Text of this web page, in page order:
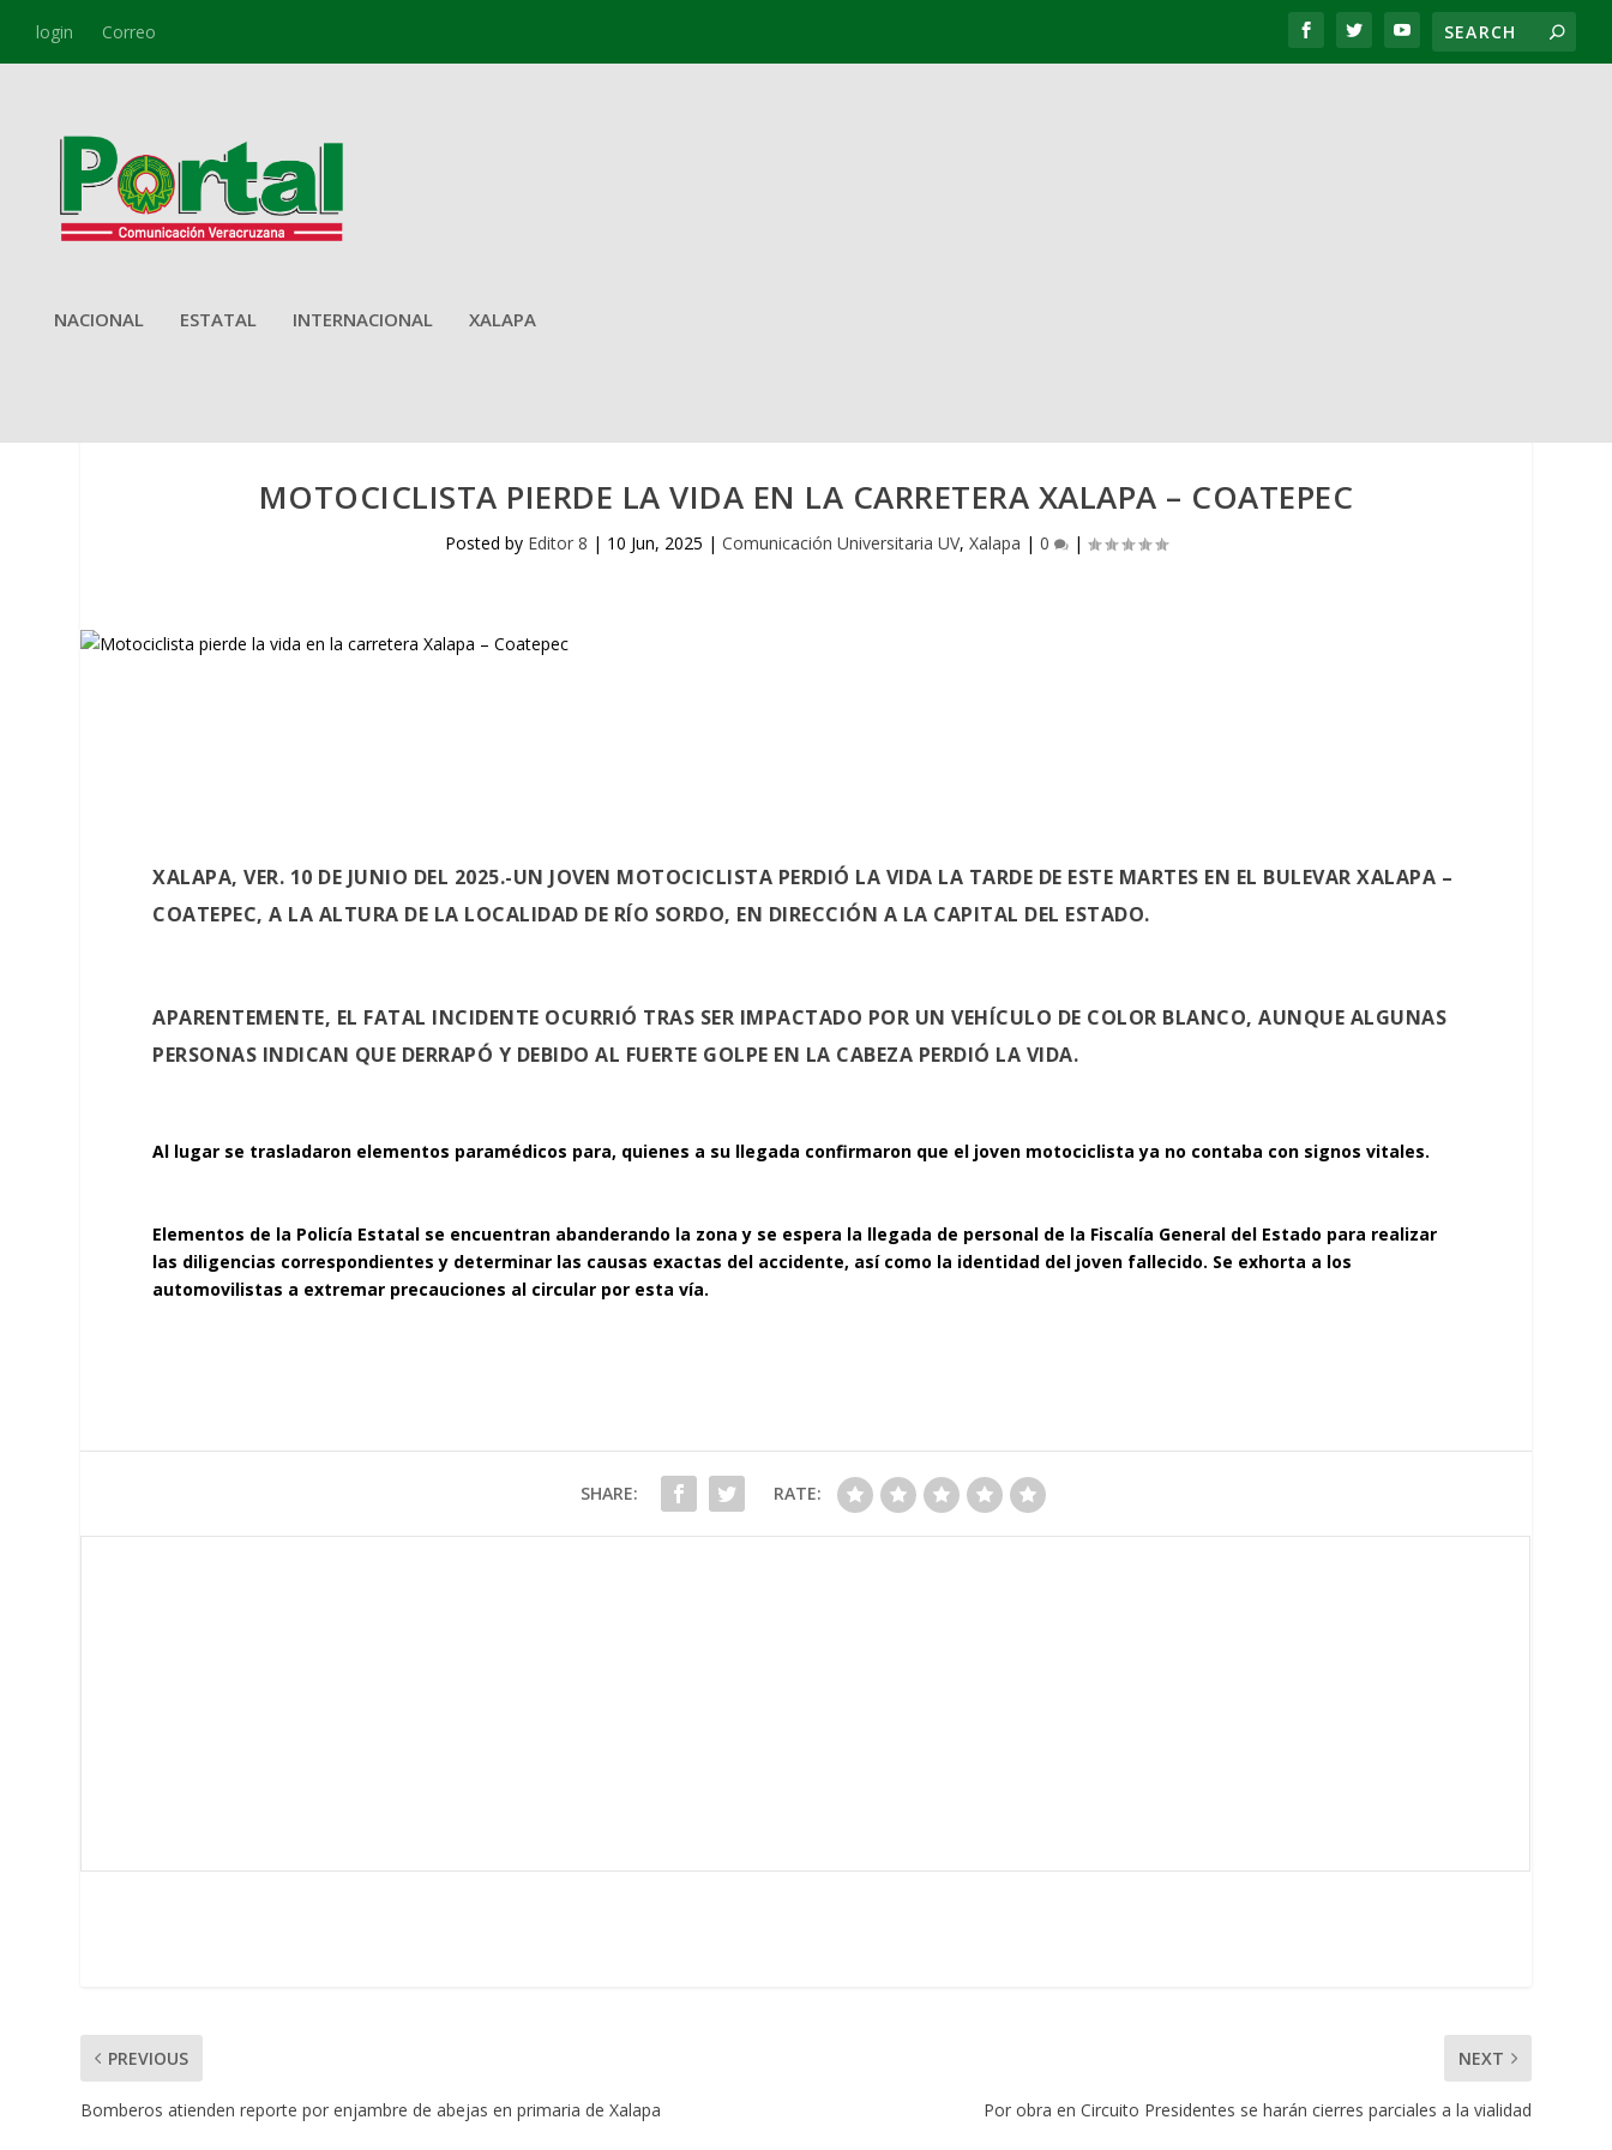
login Correo
NACIONAL ESTATAL INTERNACIONAL XALAPA
MOTOCICLISTA PIERDE LA VIDA EN LA CARRETERA XALAPA – COATEPEC
Posted by Editor 8 | 10 Jun, 2025 | Comunicación Universitaria UV, Xalapa | 0 |
XALAPA, VER. 10 DE JUNIO DEL 2025.-UN JOVEN MOTOCICLISTA PERDIÓ LA VIDA LA TARDE DE ESTE MARTES EN EL BULEVAR XALAPA –
COATEPEC, A LA ALTURA DE LA LOCALIDAD DE RÍO SORDO, EN DIRECCIÓN A LA CAPITAL DEL ESTADO.
APARENTEMENTE, EL FATAL INCIDENTE OCURRIÓ TRAS SER IMPACTADO POR UN VEHÍCULO DE COLOR BLANCO, AUNQUE ALGUNAS
PERSONAS INDICAN QUE DERRAPÓ Y DEBIDO AL FUERTE GOLPE EN LA CABEZA PERDIÓ LA VIDA.
Al lugar se trasladaron elementos paramédicos para, quienes a su llegada confirmaron que el joven motociclista ya no contaba con signos vitales.
Elementos de la Policía Estatal se encuentran abanderando la zona y se espera la llegada de personal de la Fiscalía General del Estado para realizar
las diligencias correspondientes y determinar las causas exactas del accidente, así como la identidad del joven fallecido. Se exhorta a los
automovilistas a extremar precauciones al circular por esta vía.
SHARE: RATE:
PREVIOUS
Bomberos atienden reporte por enjambre de abejas en primaria de Xalapa
NEXT
Por obra en Circuito Presidentes se harán cierres parciales a la vialidad